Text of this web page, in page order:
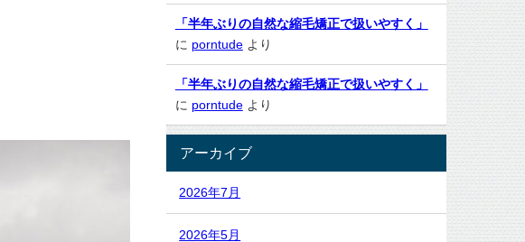
「半年ぶりの自然な縮毛矯正で扱いやすく」
に porntudeより
「半年ぶりの自然な縮毛矯正で扱いやすく」
に porntudeより
アーカイブ
2026年7月
2026年5月